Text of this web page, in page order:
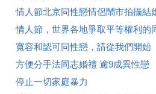
情人節北京同性戀情侶鬧市拍攝結
情人節，世界各地爭取平等權利的
寬容和認可同性戀，請從我們開始
方便分手法同志婚禮 逾9成異性戀
停止一切家庭暴力